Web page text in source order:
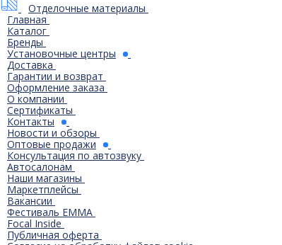
Отделочные материалы
Главная
Каталог
Бренды
Установочные центры
Доставка
Гарантии и возврат
Оформление заказа
О компании
Сертификаты
Контакты
Новости и обзоры
Оптовые продажи
Консультация по автозвуку
Автосалонам
Наши магазины
Маркетплейсы
Вакансии
Фестиваль EMMA
Focal Inside
Публичная оферта